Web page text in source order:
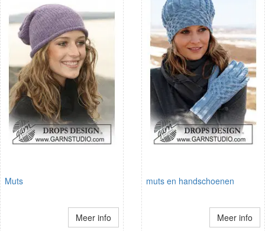
Muts
Meer info
muts en handschoenen
Meer info